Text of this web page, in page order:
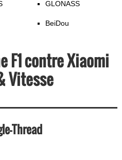
GLONASS
BeiDou
F1 contre Xiaomi
Vitesse
Thread